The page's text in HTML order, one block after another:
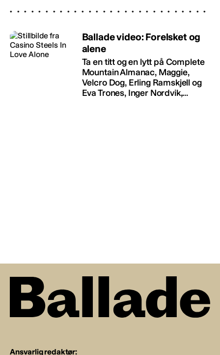
Ballade video: Forelsket og
alene
Ta en titt og en lytt på Complete
Mountain Almanac, Maggie,
Velcro Dog, Erling Ramskjell og
Eva Trones, Inger Nordvik,...
Ansvarlig redaktør: